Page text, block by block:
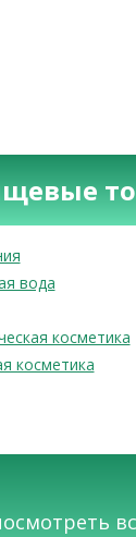
вода
косметика
косметика